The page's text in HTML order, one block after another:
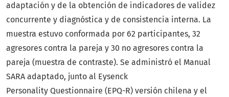
adaptación y de la obtención de indicadores de validez
concurrente y diagnóstica y de consistencia interna. La
muestra estuvo conformada por 62 participantes, 32
agresores contra la pareja y 30 no agresores contra la
pareja (muestra de contraste). Se administró el Manual
SARA adaptado, junto al Eysenck
Personality Questionnaire (EPQ-R) versión chilena y el